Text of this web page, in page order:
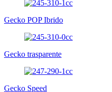
Gecko POP Ibrido
Gecko trasparente
Gecko Speed